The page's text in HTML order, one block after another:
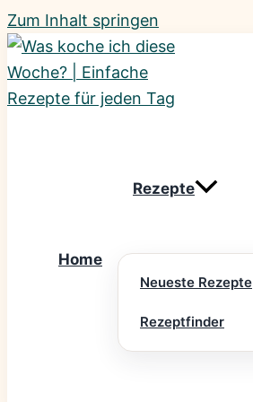
Zum Inhalt springen
Home
Rezepte
Neueste Rezepte
Rezeptfinder